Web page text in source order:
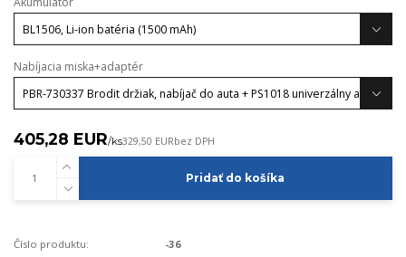
Nabíjacia miska+adaptér
405,28 EUR/ks329,50 EURbez DPH
Pridať do košíka
Číslo produktu: -36